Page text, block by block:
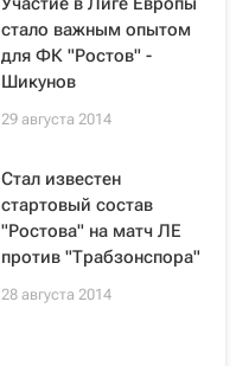
стало важным опытом
для ФК "Ростов" -
Шикунов
29 августа 2014
Стал известен
стартовый состав
"Ростова" на матч ЛЕ
против "Трабзонспора"
28 августа 2014